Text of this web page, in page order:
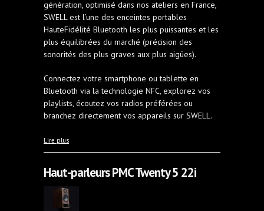
génération, optimisé dans nos ateliers en France,
SWELL est l’une des enceintes portables
HauteFidélité Bluetooth les plus puissantes et les
plus équilibrées du marché (précision des
sonorités des plus graves aux plus aigües).
Connectez votre smartphone ou tablette en
Bluetooth via la technologie NFC, explorez vos
playlists, écoutez vos radios préférées ou
branchez directement vos appareils sur SWELL.
Lire plus
Haut-parleurs PMC Twenty 5 22i